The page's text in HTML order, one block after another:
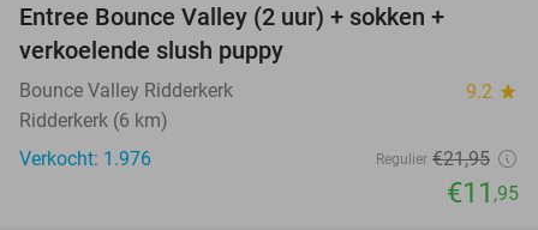
Entree Bounce Valley (2 uur) + sokken +
verkoelende slush puppy
Bounce Valley Ridderkerk 9.2 star
Ridderkerk (6 km)
Verkocht: 1.976
Regulier €21,95
€11 ,95